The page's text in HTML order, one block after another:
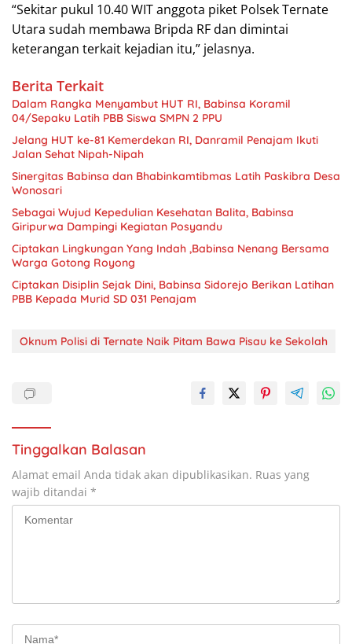
“Sekitar pukul 10.40 WIT anggota piket Polsek Ternate
Utara sudah membawa Bripda RF dan dimintai
keterangan terkait kejadian itu,” jelasnya.
Berita Terkait
Dalam Rangka Menyambut HUT RI, Babinsa Koramil
04/Sepaku Latih PBB Siswa SMPN 2 PPU
Jelang HUT ke-81 Kemerdekan RI, Danramil Penajam Ikuti
Jalan Sehat Nipah-Nipah
Sinergitas Babinsa dan Bhabinkamtibmas Latih Paskibra Desa
Wonosari
Sebagai Wujud Kepedulian Kesehatan Balita, Babinsa
Giripurwa Dampingi Kegiatan Posyandu
Ciptakan Lingkungan Yang Indah ,Babinsa Nenang Bersama
Warga Gotong Royong
Ciptakan Disiplin Sejak Dini, Babinsa Sidorejo Berikan Latihan
PBB Kepada Murid SD 031 Penajam
Oknum Polisi di Ternate Naik Pitam Bawa Pisau ke Sekolah
Tinggalkan Balasan
Alamat email Anda tidak akan dipublikasikan. Ruas yang
wajib ditandai *